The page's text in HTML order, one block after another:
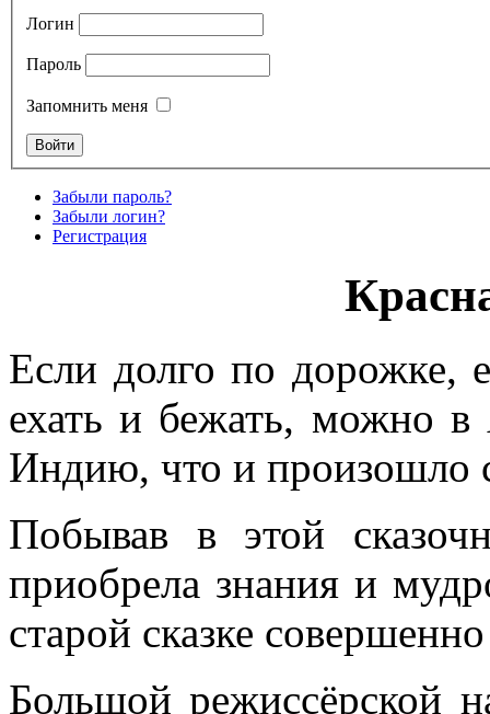
Логин
Пароль
Запомнить меня
Забыли пароль?
Забыли логин?
Регистрация
Если долго по дорожке,
ехать и бежать, можно
Индию, что и произошло
Побывав в этой
приобрела знания и
старой сказке
Большой режиссёрской